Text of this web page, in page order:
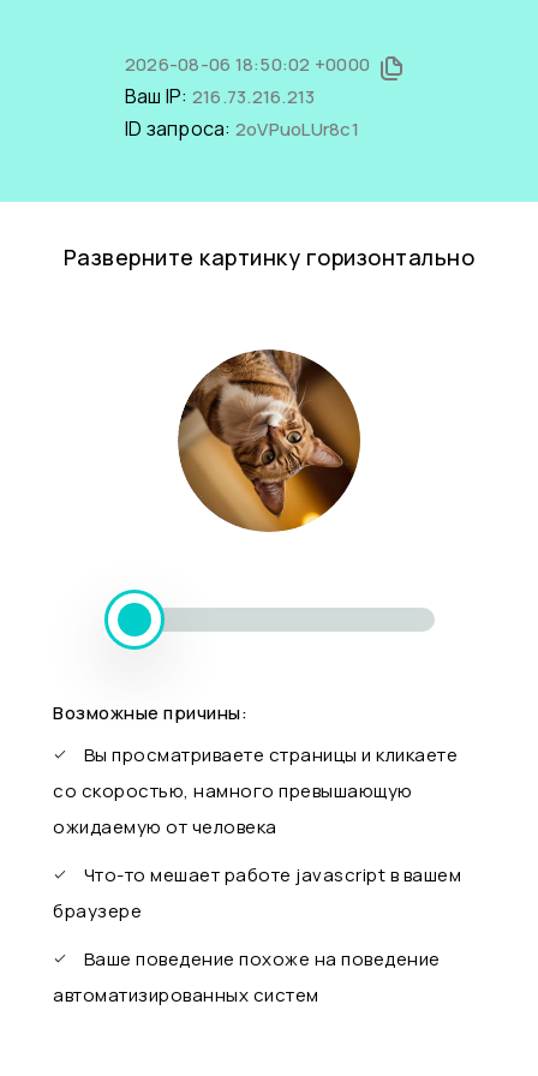
2026-08-06 18:50:02 +0000
Ваш IP: 216.73.216.213
ID запроса: 2oVPuoLUr8c1
Разверните картинку горизонтально
Возможные причины:
Вы просматриваете страницы и кликаете
со скоростью, намного превышающую
ожидаемую от человека
Что-то мешает работе javascript в вашем
браузере
Ваше поведение похоже на поведение
автоматизированных систем